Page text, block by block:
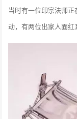
当时有一位印宗法师
动，有两位出家人面红